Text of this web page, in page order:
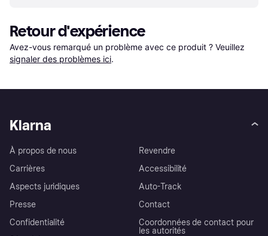
Retour d'expérience
Avez-vous remarqué un problème avec ce produit ? Veuillez
signaler des problèmes ici.
Klarna
À propos de nous
Carrières
Aspects juridiques
Presse
Confidentialité
Revendre
Accessibilité
Auto-Track
Contact
Coordonnées de contact pour
les autorités